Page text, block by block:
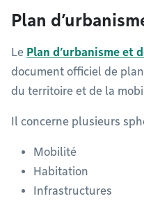
Plan
Le Plan d’urbanisme et
document officiel de
du territoire et de la
Il concerne plusieurs
Mobilité
Habitation
Infrastructures